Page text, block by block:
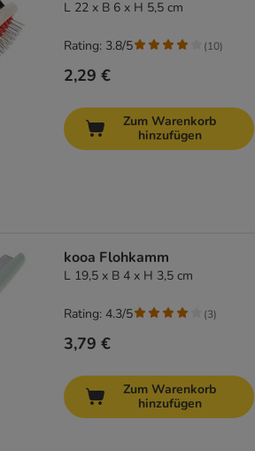
L 22 x B 6 x H 5,5 cm
2,29 €
Rating: 3.8/5 (10)
Zum Warenkorb
hinzufügen
kooa Flohkamm
L 19,5 x B 4 x H 3,5 cm
3,79 €
Rating: 4.3/5 (3)
Zum Warenkorb
hinzufügen